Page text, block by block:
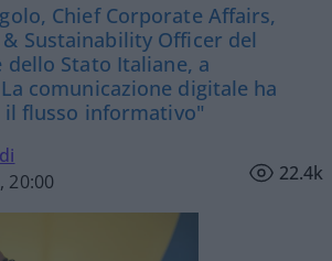
Chief Corporate Affairs,
Sustainability Officer del
dello Stato Italiane, a
comunicazione digitale ha
flusso informativo"
20:00
22.4k